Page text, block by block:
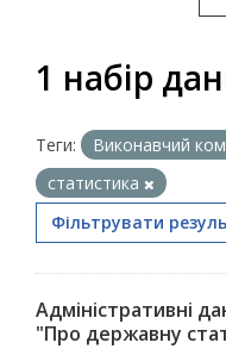
1 набір
Теги:
Виконавчий
статистика
Фільтрувати
Адміністративні
"Про державну